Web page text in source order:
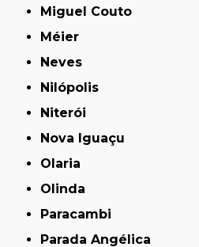
Miguel Couto
Méier
Neves
Nilópolis
Niterói
Nova Iguaçu
Olaria
Olinda
Paracambi
Parada Angélica